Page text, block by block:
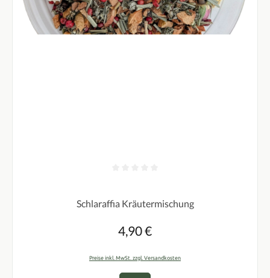
Schlaraffia Kräutermischung
Regulärer Preis:
4,90 €
Preise inkl. MwSt. zzgl. Versandkosten